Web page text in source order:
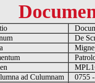
De
ad Culumnam
0755